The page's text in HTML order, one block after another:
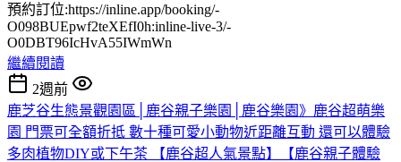
預約訂位:https://inline.app/booking/-
O098BUEpwf2teXEfI0h:inline-live-3/-
O0DBT96IcHvA55IWmWn
繼續閱讀
2週前
鹿芝谷生態景觀園區│鹿谷親子樂園│鹿谷樂園》鹿谷超萌樂
園 門票可全額折抵 數十種可愛小動物近距離互動 還可以體驗
多肉植物DIY或下午茶 【鹿谷超人氣景點】【鹿谷親子體驗